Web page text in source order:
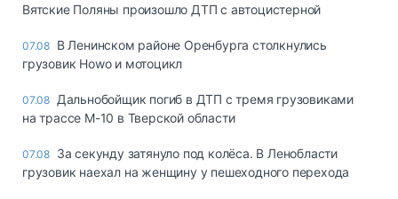
Вятские Поляны произошло ДТП с автоцистерной
07.08 В Ленинском районе Оренбурга столкнулись
грузовик Howo и мотоцикл
07.08 Дальнобойщик погиб в ДТП с тремя грузовиками
на трассе М-10 в Тверской области
07.08 За секунду затянуло под колёса. В Ленобласти
грузовик наехал на женщину у пешеходного перехода